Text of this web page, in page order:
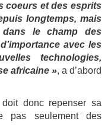
coeurs et des esprits
longtemps, mais
le champ des
avec les
technologies,
africaine », a d’abord
donc repenser sa
pas seulement des